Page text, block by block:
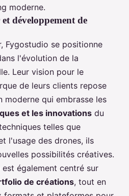
moderne.
développement de
Fygostudio se positionne
l'évolution de la
Leur vision pour le
de leurs clients repose
moderne qui embrasse les
et les innovations du
telles que
l'usage des drones, ils
possibilités créatives.
également centré sur
de créations, tout en